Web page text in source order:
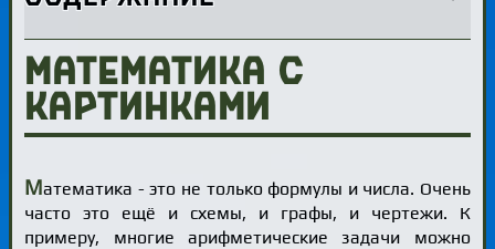
Математика с
картинками
Математика - это не только формулы и числа. Очень
часто это ещё и схемы, и графы, и чертежи. К
примеру, многие арифметические задачи можно